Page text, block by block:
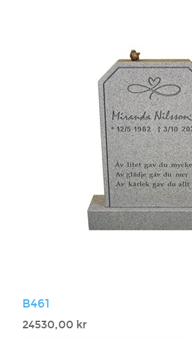
B461
24530,00 kr